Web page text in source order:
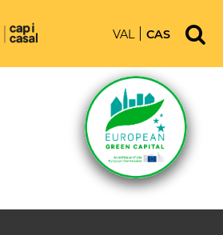
VAL CAS